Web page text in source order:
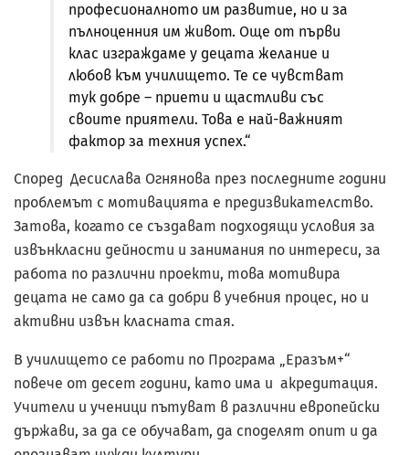
професионалното им развитие, но и за
пълноценния им живот. Още от първи
клас изграждаме у децата желание и
любов към училището. Те се чувстват
тук добре – приети и щастливи със
своите приятели. Това е най-важният
фактор за техния успех.“
Според Десислава Огнянова през последните години
проблемът с мотивацията е предизвикателство.
Затова, когато се създават подходящи условия за
извънкласни дейности и занимания по интереси, за
работа по различни проекти, това мотивира
децата не само да са добри в учебния процес, но и
активни извън класната стая.
В училището се работи по Програма „Еразъм+“
повече от десет години, като има и акредитация.
Учители и ученици пътуват в различни европейски
държави, за да се обучават, да споделят опит и да